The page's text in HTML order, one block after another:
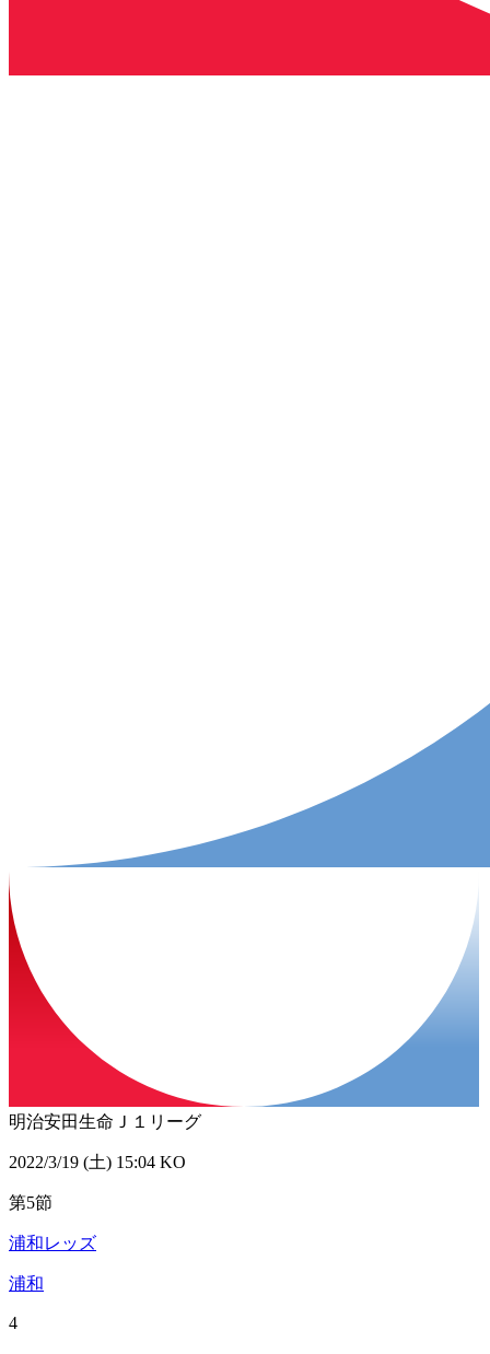
明治安田生命Ｊ１リーグ
2022/3/19 (土) 15:04 KO
第5節
浦和レッズ
浦和
4